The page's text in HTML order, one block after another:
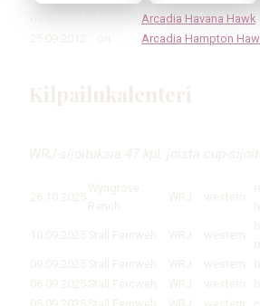
Arcadia Havana Hawk
25.09.2012
Arcadia Hampton
Kilpailukalenteri
WRJ-sijoituksia 47 kpl, joista cup-
26.10.2025
Wyngrove
Ranch
WRJ western
10.09.2025 Stall Fernweh WRJ western
09.09.2025 Stall Fernweh WRJ western
06.09.2025 Stall Fernweh WRJ western